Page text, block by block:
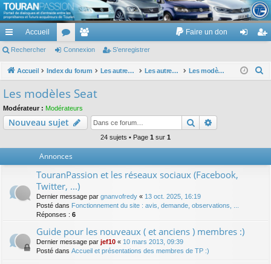
TouranPassion
Le forum des propriétaires ou futurs acquéreurs du Volkswagen Touran
cc
ès
pi
de
Accueil
or
u
e
m
Faire un don
ne nr
Rechercher Connexion S’enregistrer
Accueil Index du forum Les autres voitures et ce qui touche à la voiture Les autres modèles du groupe VW Les modèles Seat
c
Les modèles Seat
Modérateur : Modérateurs
Nouveau sujet Rechercher
24 sujets • Page 1 sur 1
Annonces
TouranPassion et les réseaux sociaux (Facebook,
Twitter, ...)
Dernier message par gnanvofredy « 13 oct. 2025, 16:19
Posté dans Fonctionnement du site : avis, demande, observations, ...
Réponses : 6
Guide pour les nouveaux ( et anciens ) membres :)
Dernier message par jef10 « 10 mars 2013, 09:39
Posté dans Accueil et présentations des membres de TP :)